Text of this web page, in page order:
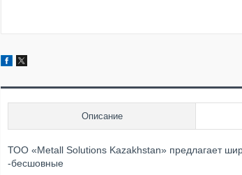
Описание
ТОО «Metall Solutions Kazakhstan» предлагает
-бесшовные